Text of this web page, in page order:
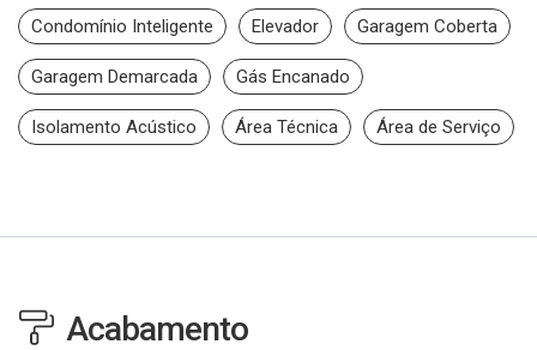
Condomínio Inteligente Elevador Garagem Coberta
Garagem Demarcada Gás Encanado
Isolamento Acústico Área Técnica Área de Serviço
Acabamento